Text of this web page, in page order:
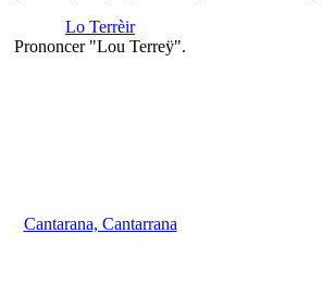
Lo Terrèir
Prononcer "Lou Terreÿ".
Cantarana, Cantarrana